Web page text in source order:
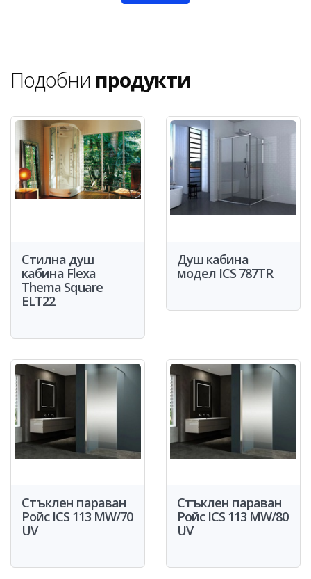
Подобни продукти
Стилна душ
кабина Flexa
Thema Square
ELT22
Душ кабина
модел ICS 787TR
Стъклен параван
Ройс ICS 113 MW/70
UV
Стъклен параван
Ройс ICS 113 MW/80
UV